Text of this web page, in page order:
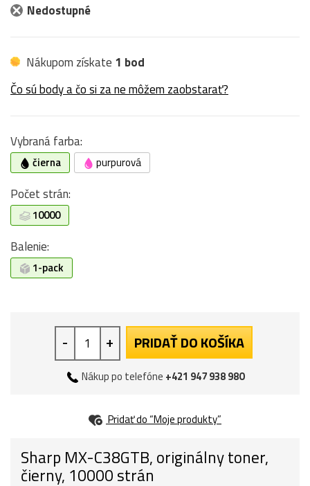
Nedostupné
Nákupom získate 1 bod
Čo sú body a čo si za ne môžem zaobstarať?
Vybraná farba:
čierna purpurová
Počet strán:
10000
Balenie:
1-pack
- + PRIDAŤ DO KOŠÍKA
Nákup po telefóne +421 947 938 980
Pridať do “Moje produkty”
Sharp MX-C38GTB, originálny toner,
čierny, 10000 strán